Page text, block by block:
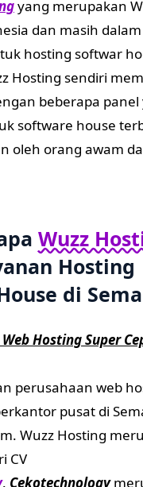
yang merupakan
dan masih dalam
hosting softwar
Hosting sendiri
beberapa
software house
oleh orang awam
Wuzz
Hosting
di
perusahaan web
pusat di
Wuzz Hosting
CV
. Cekotechnology